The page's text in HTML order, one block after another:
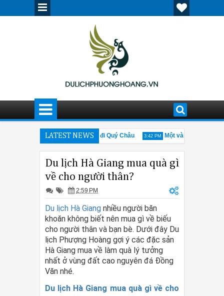
LATEST NEWS
điểm không thể bỏ qua khi đi Quý Châu 3:42 PM Một vài nét về nền kinh
Du lịch Hà Giang mua quà gì
về cho người thân?
2:59 PM
Du lịch Hà Giang nhiều người băn
khoăn không biết nên mua gì về biếu
cho người thân và bạn bè. Dưới đây Du
lịch Phượng Hoàng gợi ý các đặc sản
Hà Giang mua về làm quà lý tưởng
nhất ở vùng đất cao nguyên đá Đồng
Văn nhé.
Du lịch Hà Giang mua quà gì về cho